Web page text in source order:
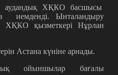
ХҚКО басшысы
иемденді. Ынталандыру
қызметкері Нұрлан
Астана күніне арнады.
ойыншылар бағалы